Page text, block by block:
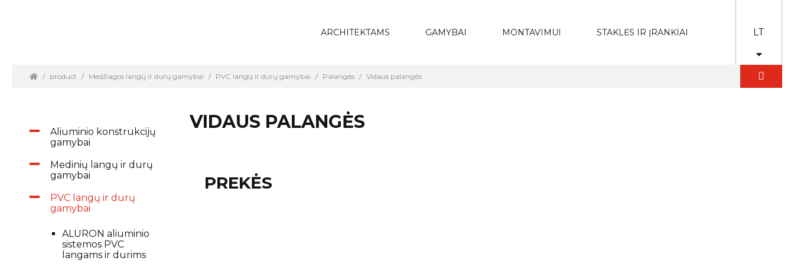
ARCHITEKTAMS GAMYBAI MONTAVIMUI STAKLĖS IR ĮRANKIAI LT
product Medžiagos langų ir durų gamybai PVC langų ir durų gamybai Palangės Vidaus palangės
Aliuminio konstrukcijų
gamybai
Medinių langų ir durų
gamybai
PVC langų ir durų
gamybai
ALURON aliuminio
sistemos PVC
langams ir durims
VIDAUS PALANGĖS
PREKĖS